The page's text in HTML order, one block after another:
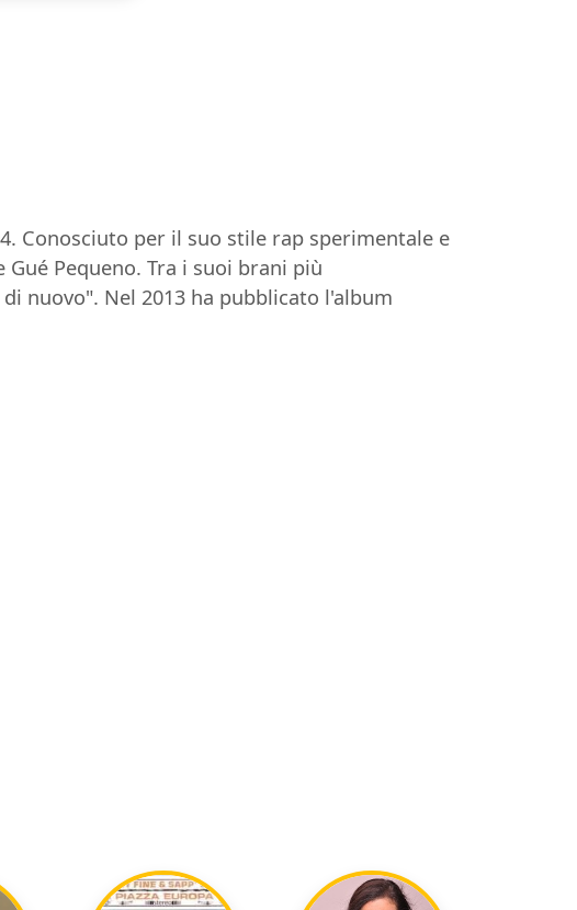
Conosciuto per il suo stile rap sperimentale e
Pequeno. Tra i suoi brani più
nuovo". Nel 2013 ha pubblicato l'album